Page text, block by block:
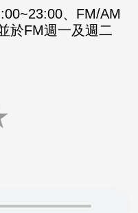
、FM/AM
於FM週一及週二